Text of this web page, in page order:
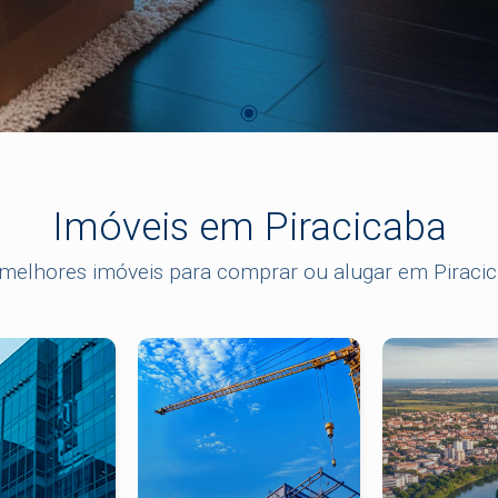
Imóveis em Piracicaba
imóveis para comprar ou alugar em